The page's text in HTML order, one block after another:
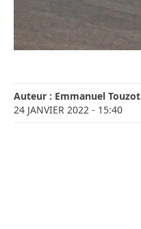
Auteur : Emmanuel Touzot
24 JANVIER 2022 - 15:40